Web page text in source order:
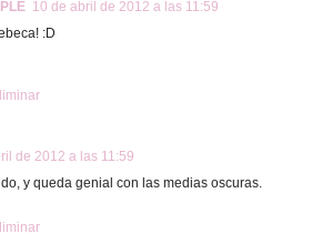
10 de abril de 2012 a las 11:59
:D
de 2012 a las 11:59
y queda genial con las medias oscuras.